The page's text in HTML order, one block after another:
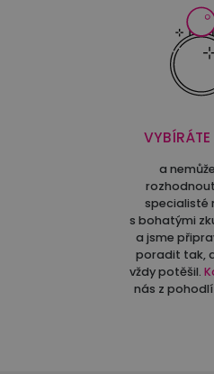
VYBÍRÁTE
a
specialisté
s bohatými
a jsme
poradit tak,
vždy potěšil.
nás z